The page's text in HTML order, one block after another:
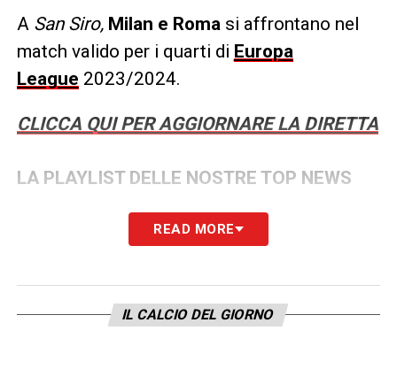
A San Siro, Milan e Roma si affrontano nel
match valido per i quarti di Europa
League 2023/2024.
CLICCA QUI PER AGGIORNARE LA DIRETTA
LA PLAYLIST DELLE NOSTRE TOP NEWS
READ MORE
IL CALCIO DEL GIORNO